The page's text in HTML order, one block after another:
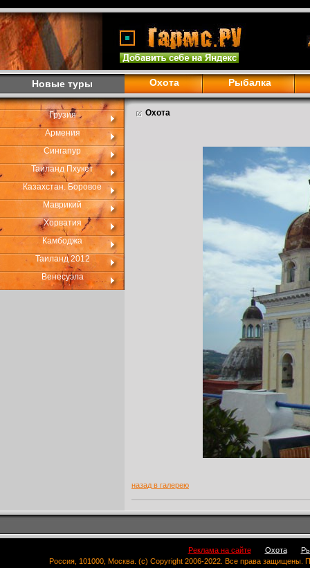
Новые туры Охота Рыбалка
Грузия
Армения
Сингапур
Таиланд Пхукет
Казахстан. Боровое
Маврикий
Хорватия
Камбоджа
Таиланд 2012
Венесуэла
Охота
назад в галерею
Реклама на сайте Охота
Россия, 101000, Москва. (c) Copyright 2006-2022. Все права защищены.